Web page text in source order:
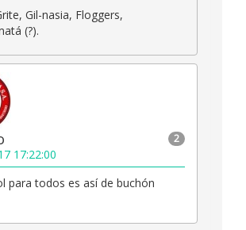
Gil-nasia, Floggers,
(?).
2
17:22:00
para todos es así de buchón